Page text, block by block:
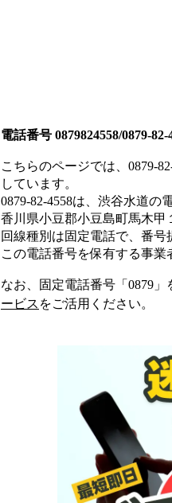
電話番号 0879824558/0879-82-
こちらのページでは、 0879-
しています。
0879-82-4558は、 渋谷水道の
香川県小豆郡小豆島町馬木甲
回線種別は固定電話で、番号
この電話番号を保有する事業
なお、固定電話番号「 0879 」
ービス をご活用ください。